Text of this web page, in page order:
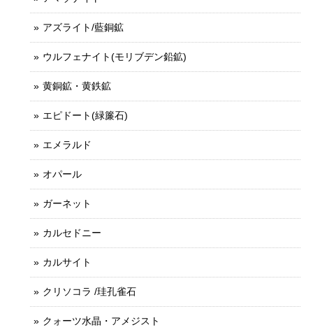
アズライト/藍銅鉱
ウルフェナイト(モリブデン鉛鉱)
黄銅鉱・黄鉄鉱
エピドート(緑簾石)
エメラルド
オパール
ガーネット
カルセドニー
カルサイト
クリソコラ /珪孔雀石
クォーツ水晶・アメジスト